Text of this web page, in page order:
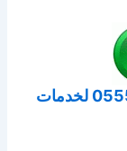
0555723177 لخدمات